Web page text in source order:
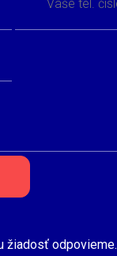
žiadosť odpovieme.